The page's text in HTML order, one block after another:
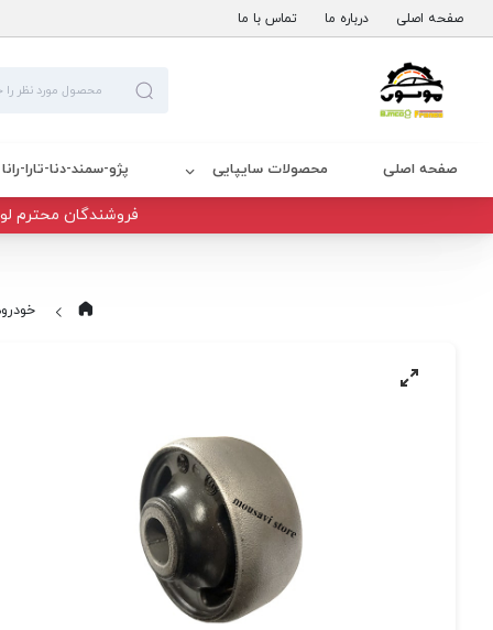
صفحه اصلی درباره ما تماس با ما
صفحه اصلی محصولات سایپایی پژو-سمند-دنا-تارا-رانا
فروشندگان محترم